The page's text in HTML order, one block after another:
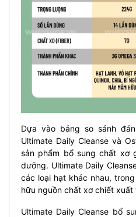
Dựa vào bảng so sánh
Ultimate Daily Cleanse và
sản phẩm bổ sung chất xơ
dưỡng. Ultimate Daily
các loại hạt khác nhau,
hữu nguồn chất xơ chiết xuất
Ultimate Daily Cleanse bổ